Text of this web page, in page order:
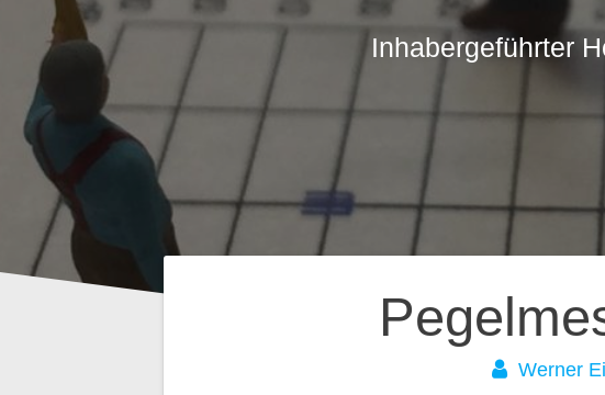
Inhabergeführter
Werner
Beitragsnavigation